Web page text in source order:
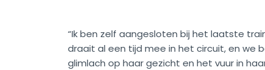
“Ik ben zelf aangesloten bij het laatste
draait al een tijd mee in het circuit, en we
glimlach op haar gezicht en het vuur in